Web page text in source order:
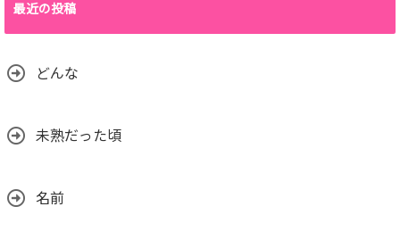
最近の投稿
どんな
未熟だった頃
名前